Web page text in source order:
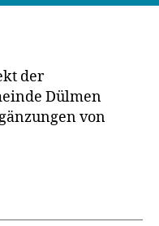
der
Dülmen
von